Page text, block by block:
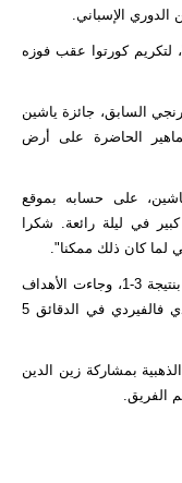
لتكريم كورتوا عقب فوزه
السابق، جائزة ياشين
الحاضرة على أرض
على حسابه بموقع
في ليلة رائعة. شكرا
لما كان ذلك ممكنا".
يذكر أن ريال مدريد نجح في الفوز على إشبيلية بنتيجة 3-1، وجاءت الأهداف
عن طريق لوكا مودريتش ولوكاس فاسكيز وفيدي فالفيردي في الدقائق 5
بمشاركة زين الدين
الفريق.